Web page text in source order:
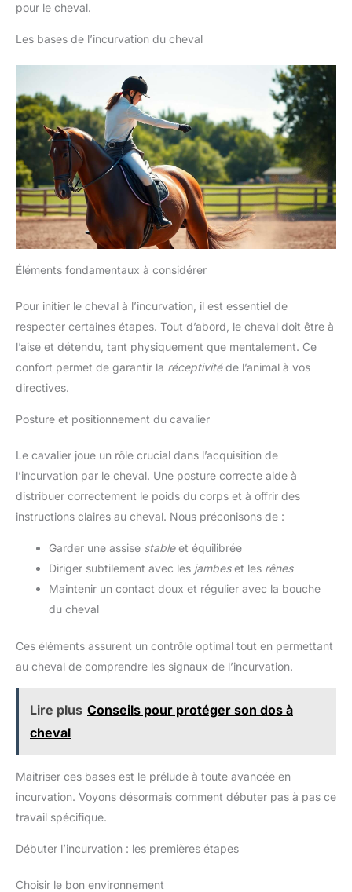
pour le cheval.
Les bases de l’incurvation du cheval
Éléments fondamentaux à considérer
Pour initier le cheval à l’incurvation, il est essentiel de
respecter certaines étapes. Tout d’abord, le cheval doit être à
l’aise et détendu, tant physiquement que mentalement. Ce
confort permet de garantir la réceptivitéde l’animal à vos
directives.
Posture et positionnement du cavalier
Le cavalier joue un rôle crucial dans l’acquisition de
l’incurvation par le cheval. Une posture correcte aide à
distribuer correctement le poids du corps et à offrir des
instructions claires au cheval. Nous préconisons de :
Garder une assise stableet équilibrée
Diriger subtilement avec les jambeset les rênes
Maintenir un contact doux et régulier avec la bouche
du cheval
Ces éléments assurent un contrôle optimal tout en permettant
au cheval de comprendre les signaux de l’incurvation.
Lire plus Conseils pour protéger son dos à
cheval
Maitriser ces bases est le prélude à toute avancée en
incurvation. Voyons désormais comment débuter pas à pas ce
travail spécifique.
Débuter l’incurvation : les premières étapes
Choisir le bon environnement